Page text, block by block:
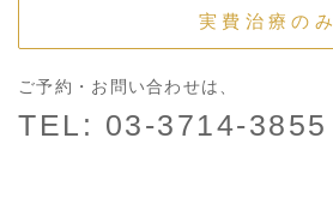
実費治療のみ
ご予約・お問い合わせは、
TEL: 03-3714-3855